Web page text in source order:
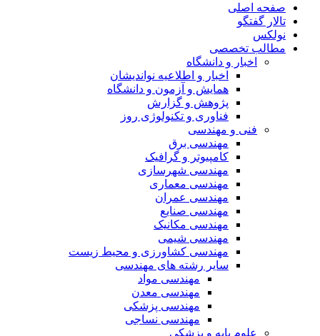
صفحه اصلی
تالار گفتگو
نولکس
مطالب تخصصی
اخبار و دانشگاه
اخبار و اطلاعیه نواندیشان
همایش و آزمون و دانشگاه
پژوهش و گزارش
فناوری و تکنولوژی روز
فنی و مهندسی
مهندسی برق
کامپیوتر و گرافیک
مهندسی شهرسازی
مهندسی معماری
مهندسی عمران
مهندسی صنایع
مهندسی مکانیک
مهندسی شیمی
مهندسی کشاورزی و محیط زیست
سایر رشته های مهندسی
مهندسی مواد
مهندسی معدن
مهندسی پزشکی
مهندسی نساجی
علوم پایه و پزشکی